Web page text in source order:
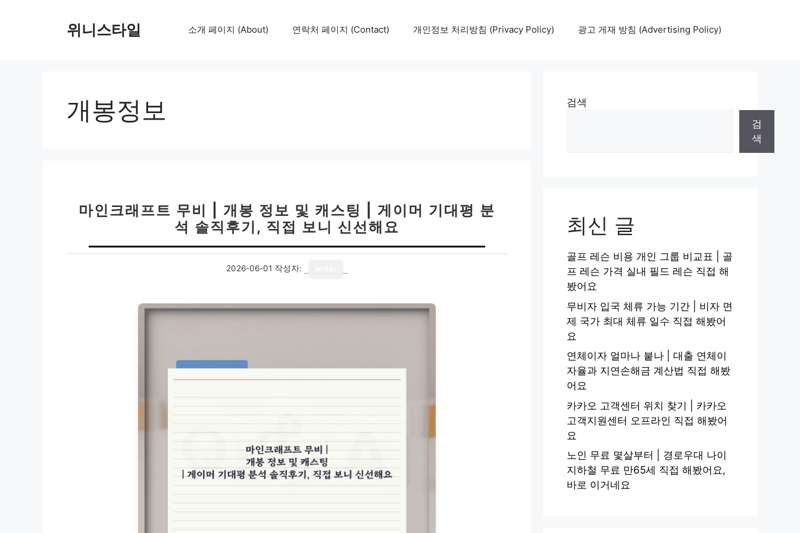
위니스타일 소개 페이지 (About) 연락처 페이지 (Contact) 개인정보 처리방침 (Privacy Policy) 광고 게재 방침 (Advertising Policy)
개봉정보
마인크래프트 무비 | 개봉 정보 및 캐스팅 | 게이머 기대평 분
석 솔직후기, 직접 보니 신선해요
2026-06-01 작성자:
검색
검
색
최신 글
골프 레슨 비용 개인 그룹 비교표 | 골
프 레슨 가격 실내 필드 레슨 직접 해
봤어요
무비자 입국 체류 가능 기간 | 비자 면
제 국가 최대 체류 일수 직접 해봤어
요
연체이자 얼마나 붙나 | 대출 연체이
자율과 지연손해금 계산법 직접 해봤
어요
카카오 고객센터 위치 찾기 | 카카오
고객지원센터 오프라인 직접 해봤어
요
노인 무료 몇살부터 | 경로우대 나이
지하철 무료 만65세 직접 해봤어요,
바로 이거네요